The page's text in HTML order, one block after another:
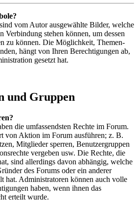
vom Autor ausgewählte Bilder, welche
Verbindung stehen können, um dessen
zu können. Die Möglichkeit, Themen-
hängt von Ihren Berechtigungen ab,
gesetzt hat.
und Gruppen
die umfassendsten Rechte im Forum.
von Aktion im Forum ausführen; z. B.
Mitglieder sperren, Benutzergruppen
vergeben usw. Die Rechte, die
sind allerdings davon abhängig, welche
des Forums oder ein anderer
hat. Administratoren können auch volle
haben, wenn ihnen das
erteilt wurde.